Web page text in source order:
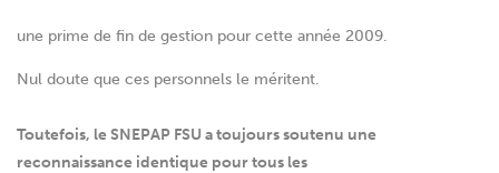
une prime de fin de gestion pour cette année 2009.
Nul doute que ces personnels le méritent.
Toutefois, le SNEPAP FSU a toujours soutenu une
reconnaissance identique pour tous les